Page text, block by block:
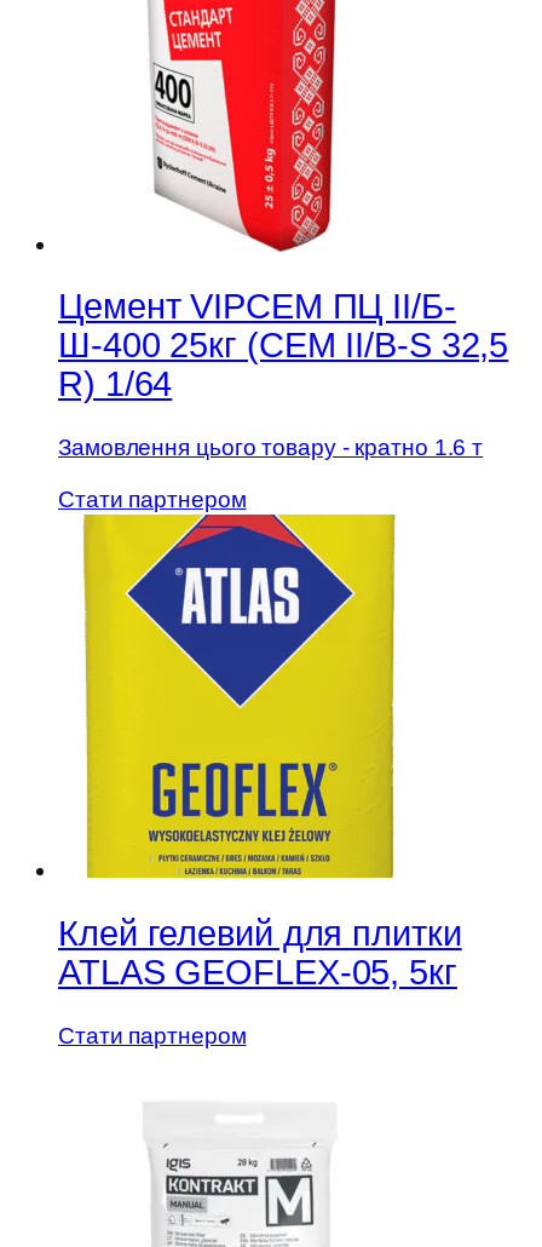
Цемент VIPCEM ПЦ II/Б-
Ш-400 25кг (CEM ІІ/B-S 32,5
R) 1/64
Замовлення цього товару - кратно 1.6 т
Стати партнером
Клей гелевий для плитки
ATLAS GEOFLEX-05, 5кг
Стати партнером